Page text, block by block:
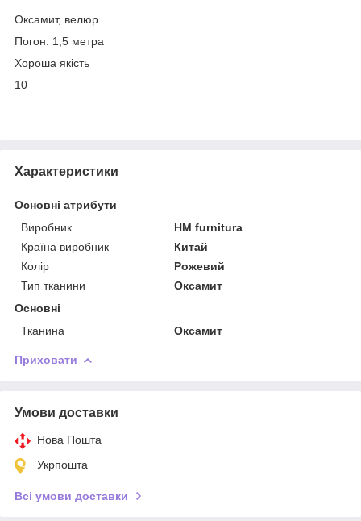
Оксамит, велюр
Погон. 1,5 метра
Хороша якість
10
Характеристики
Основні атрибути
Виробник
HM furnitura
Країна виробник
Китай
Колір
Рожевий
Тип тканини
Оксамит
Основні
Тканина
Оксамит
Приховати
Умови доставки
Нова Пошта
Укрпошта
Всі умови доставки